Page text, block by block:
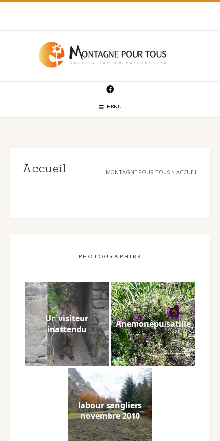
Skip
MENU
Accueil MONTAGNE POUR TOUS > ACCUEIL
PHOTOGRAPHIES
Un visiteur
inattendu
Anemonepulsatille
labour sangliers
novembre 2010